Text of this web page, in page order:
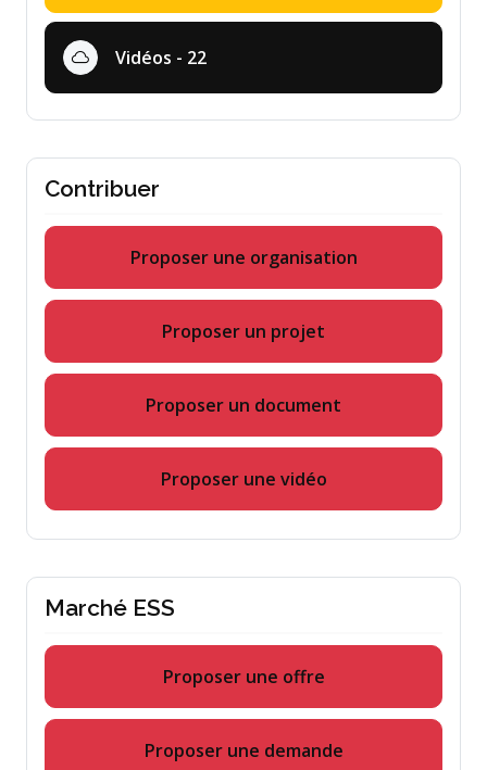
Vidéos - 22
Contribuer
Proposer une organisation
Proposer un projet
Proposer un document
Proposer une vidéo
Marché ESS
Proposer une offre
Proposer une demande